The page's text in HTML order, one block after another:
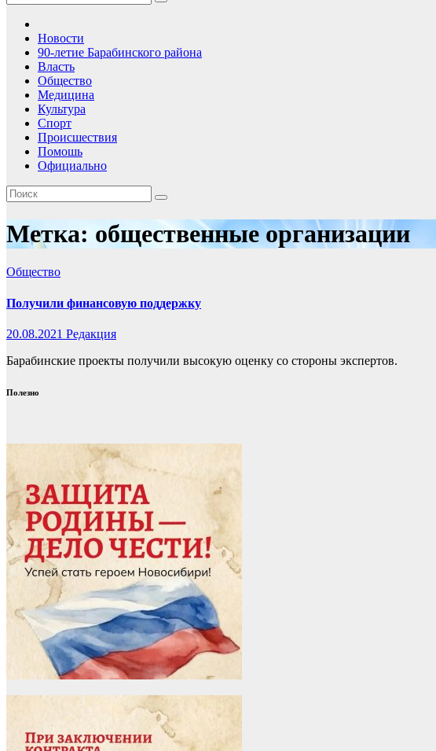
Новости
90-летие Барабинского района
Власть
Общество
Медицина
Культура
Спорт
Происшествия
Помошь
Официально
Метка: общественные организации
Общество
Получили финансовую поддержку
20.08.2021 Редакция
Барабинские проекты получили высокую оценку со стороны экспертов.
Полезно